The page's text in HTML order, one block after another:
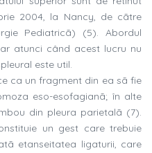
2004, la Nancy, de cãtre
Pediatricã) (5). Abordul
atunci când acest lucru nu
este util.
ca un fragment din ea sã fie
eso-esofagianã; în alte
din pleura parietalã (7).
un gest care trebuie
etanseitatea ligaturii, care